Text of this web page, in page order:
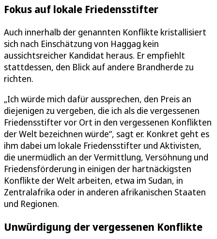
Fokus auf lokale Friedensstifter
Auch innerhalb der genannten Konflikte kristallisiert
sich nach Einschätzung von Haggag kein
aussichtsreicher Kandidat heraus. Er empfiehlt
stattdessen, den Blick auf andere Brandherde zu
richten.
„Ich würde mich dafür aussprechen, den Preis an
diejenigen zu vergeben, die ich als die vergessenen
Friedensstifter vor Ort in den vergessenen Konflikten
der Welt bezeichnen würde“, sagt er. Konkret geht es
ihm dabei um lokale Friedensstifter und Aktivisten,
die unermüdlich an der Vermittlung, Versöhnung und
Friedensförderung in einigen der hartnäckigsten
Konflikte der Welt arbeiten, etwa im Sudan, in
Zentralafrika oder in anderen afrikanischen Staaten
und Regionen.
Unwürdigung der vergessenen Konflikte